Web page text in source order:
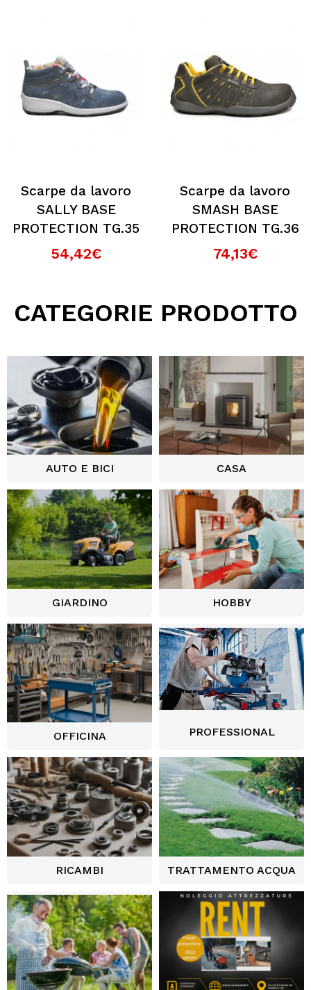
Scarpe da lavoro
SALLY BASE
PROTECTION TG.35
54,42€
Scarpe da lavoro
SMASH BASE
PROTECTION TG.36
74,13€
CATEGORIE PRODOTTO
AUTO E BICI CASA
GIARDINO HOBBY
OFFICINA PROFESSIONAL
RICAMBI TRATTAMENTO ACQUA